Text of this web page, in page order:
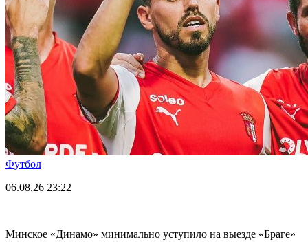
Футбол
06.08.26 23:22
Минское «Динамо» минимально уступило на выезде «Браге»